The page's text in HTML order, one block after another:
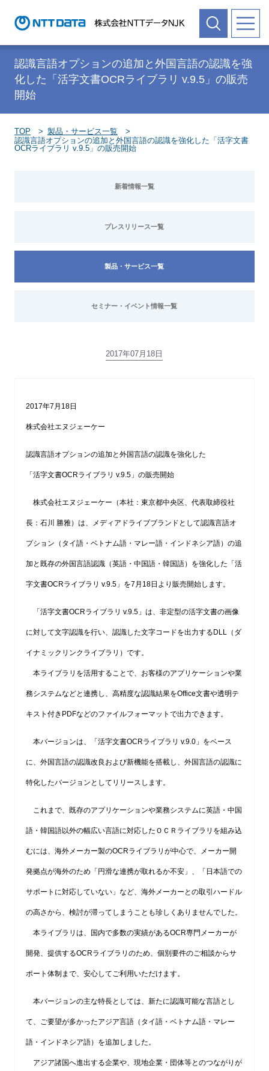
認識言語オプションの追加と外国言語の認識を強
化した「活字文書OCRライブラリ v.9.5」の販売
開始
TOP
製品・サービス一覧
認識言語オプションの追加と外国言語の認識を強化した「活字文書
OCRライブラリ v.9.5」の販売開始
新着情報一覧
プレスリリース一覧
製品・サービス一覧
セミナー・イベント情報一覧
2017年07月18日
2017年7月18日
株式会社エヌジェーケー
認識言語オプションの追加と外国言語の認識を強化した
「活字文書OCRライブラリ v.9.5」の販売開始
株式会社エヌジェーケー（本社：東京都中央区、代表取締役社
長：石川 勝雅）は、メディアドライブブランドとして認識言語オ
プション（タイ語・ベトナム語・マレー語・インドネシア語）の追
加と既存の外国言語認識（英語・中国語・韓国語）を強化した「活
字文書OCRライブラリ v.9.5」を7月18日より販売開始します。
「活字文書OCRライブラリ v.9.5」は、非定型の活字文書の画像
に対して文字認識を行い、認識した文字コードを出力するDLL（ダ
イナミックリンクライブラリ）です。
本ライブラリを活用することで、お客様のアプリケーションや業
務システムなどと連携し、高精度な認識結果をOffice文書や透明テ
キスト付きPDFなどのファイルフォーマットで出力できます。
本バージョンは、「活字文書OCRライブラリ v.9.0」をベース
に、外国言語の認識改良および新機能を搭載し、外国言語の認識に
特化したバージョンとしてリリースします。
これまで、既存のアプリケーションや業務システムに英語・中国
語・韓国語以外の幅広い言語に対応したＯＣＲライブラリを組み込
むには、海外メーカー製のOCRライブラリが中心で、メーカー開
発拠点が海外のため「円滑な連携が取れるか不安」、「日本語での
サポートに対応していない」など、海外メーカーとの取引ハードル
の高さから、検討が滞ってしまうことも珍しくありませんでした。
本ライブラリは、国内で多数の実績があるOCR専門メーカーが
開発、提供するOCRライブラリのため、個別要件のご相談からサ
ポート体制まで、安心してご利用いただけます。
本バージョンの主な特長としては、新たに認識可能な言語とし
て、ご要望が多かったアジア言語（タイ語・ベトナム語・マレー
語・インドネシア語）を追加しました。
アジア諸国へ進出する企業や、現地企業・団体等とのつながりが